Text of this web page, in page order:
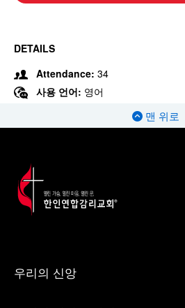
DETAILS
Attendance: 34
사용 언어: 영어
맨 위로
우리의 신앙